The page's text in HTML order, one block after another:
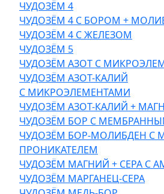
ЧУДОЗЁМ 4
ЧУДОЗЁМ 4 С БОРОМ +
ЧУДОЗЁМ 4 С ЖЕЛЕЗОМ
ЧУДОЗЁМ 5
ЧУДОЗЁМ АЗОТ С
ЧУДОЗЁМ АЗОТ-КАЛИЙ
С МИКРОЭЛЕМЕНТАМИ
ЧУДОЗЁМ АЗОТ-КАЛИЙ +
ЧУДОЗЁМ БОР С
ЧУДОЗЁМ БОР-МОЛИБДЕН С
ПРОНИКАТЕЛЕМ
ЧУДОЗЁМ МАГНИЙ + СЕРА С
ЧУДОЗЁМ МАРГАНЕЦ-СЕРА